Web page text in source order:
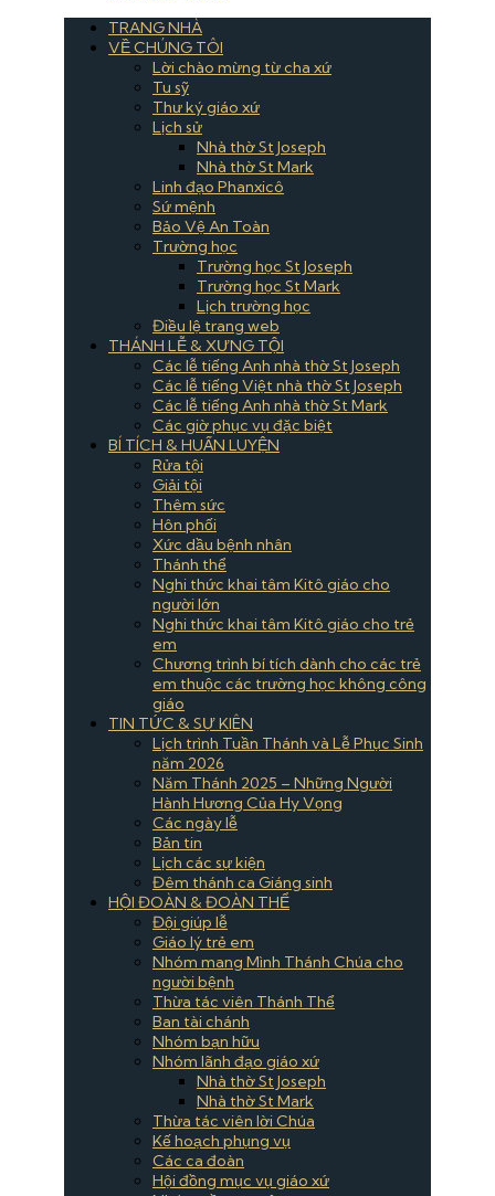
TRANG NHÀ
VỀ CHÚNG TÔI
Lời chào mừng từ cha xứ
Tu sỹ
Thư ký giáo xứ
Lịch sử
Nhà thờ St Joseph
Nhà thờ St Mark
Linh đạo Phanxicô
Sứ mệnh
Bảo Vệ An Toàn
Trường học
Trường học St Joseph
Trường học St Mark
Lịch trường học
Điều lệ trang web
THÁNH LỄ & XƯNG TỘI
Các lễ tiếng Anh nhà thờ St Joseph
Các lễ tiếng Việt nhà thờ St Joseph
Các lễ tiếng Anh nhà thờ St Mark
Các giờ phục vụ đặc biệt
BÍ TÍCH & HUẤN LUYỆN
Rửa tội
Giải tội
Thêm sức
Hôn phối
Xức dầu bệnh nhân
Thánh thể
Nghi thức khai tâm Kitô giáo cho
người lớn
Nghi thức khai tâm Kitô giáo cho trẻ
em
Chương trình bí tích dành cho các trẻ
em thuộc các trường học không công
giáo
TIN TỨC & SỰ KIÊN
Lịch trình Tuần Thánh và Lễ Phục Sinh
năm 2026
Năm Thánh 2025 – Những Người
Hành Hương Của Hy Vọng
Các ngày lễ
Bản tin
Lịch các sự kiện
Đêm thánh ca Giáng sinh
HỘI ĐOÀN & ĐOÀN THỂ
Đội giúp lễ
Giáo lý trẻ em
Nhóm mang Mình Thánh Chúa cho
người bệnh
Thừa tác viên Thánh Thể
Ban tài chánh
Nhóm bạn hữu
Nhóm lãnh đạo giáo xứ
Nhà thờ St Joseph
Nhà thờ St Mark
Thừa tác viên lời Chúa
Kế hoạch phụng vụ
Các ca đoàn
Hội đồng mục vụ giáo xứ